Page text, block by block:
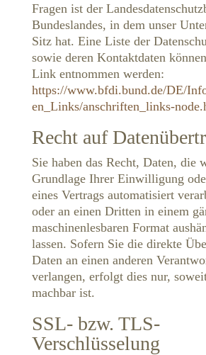
Fragen ist der
Bundeslandes, in dem unser
Sitz hat. Eine Liste der
sowie deren Kontaktdaten
Link entnommen werden:
https://www.bfdi.bund.de/DE/
en_Links/anschriften_links-
Recht auf
Sie haben das Recht, Daten, die
Grundlage Ihrer Einwilligung
eines Vertrags automatisiert
oder an einen Dritten in einem
maschinenlesbaren Format
lassen. Sofern Sie die direkte
Daten an einen anderen
verlangen, erfolgt dies nur,
machbar ist.
SSL- bzw. TLS-
Verschlüsselung